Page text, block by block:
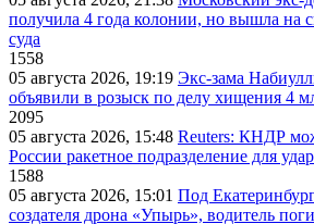
получила 4 года колонии, но вышла на
суда
1558
05 августа 2026, 19:19 Экс-зама
объявили в розыск по делу хищения 4
2095
05 августа 2026, 15:48 Reuters: КНДР
России ракетное подразделение для
1588
05 августа 2026, 15:01 Под
создателя дрона «Упырь», водитель